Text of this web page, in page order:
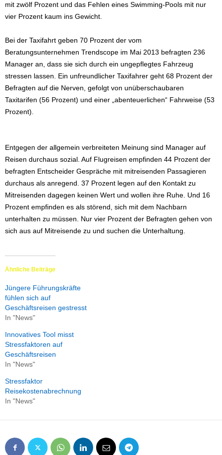
mit zwölf Prozent und das Fehlen eines Swimming-Pools mit nur
vier Prozent kaum ins Gewicht.
Bei der Taxifahrt geben 70 Prozent der vom
Beratungsunternehmen Trendscope im Mai 2013 befragten 236
Manager an, dass sie sich durch ein ungepflegtes Fahrzeug
stressen lassen. Ein unfreundlicher Taxifahrer geht 68 Prozent der
Befragten auf die Nerven, gefolgt von unüberschaubaren
Taxitarifen (56 Prozent) und einer „abenteuerlichen“ Fahrweise (53
Prozent).
Entgegen der allgemein verbreiteten Meinung sind Manager auf
Reisen durchaus sozial. Auf Flugreisen empfinden 44 Prozent der
befragten Entscheider Gespräche mit mitreisenden Passagieren
durchaus als anregend. 37 Prozent legen auf den Kontakt zu
Mitreisenden dagegen keinen Wert und wollen ihre Ruhe. Und 16
Prozent empfinden es als störend, sich mit dem Nachbarn
unterhalten zu müssen. Nur vier Prozent der Befragten gehen von
sich aus auf Mitreisende zu und suchen die Unterhaltung.
Ähnliche Beiträge
Jüngere Führungskräfte
fühlen sich auf
Geschäftsreisen gestresst
In "News"
Innovatives Tool misst
Stressfaktoren auf
Geschäftsreisen
In "News"
Stressfaktor
Reisekostenabrechnung
In "News"